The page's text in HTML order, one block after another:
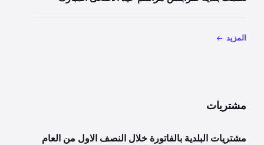
المزيد
مشتريات
مشتريات البلدية بالفاتورة خلال النصف الاول من العام